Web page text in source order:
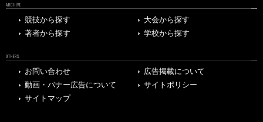
ARCHIVE
競技から探す
大会から探す
著者から探す
学校から探す
OTHERS
お問い合わせ
広告掲載について
動画・バナー広告について
サイトポリシー
サイトマップ